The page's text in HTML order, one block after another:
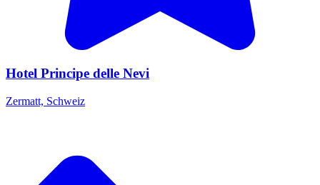
Hotel Principe delle Nevi
Zermatt, Schweiz